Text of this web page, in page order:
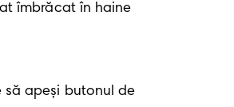
îmbrăcat în haine
să apeși butonul de